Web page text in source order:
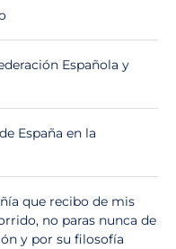
Española y
España en la
que recibo de mis
no paras nunca de
y por su filosofía